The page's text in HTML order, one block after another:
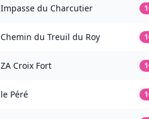
Impasse du Charcutier
Chemin du Treuil du Roy
ZA Croix Fort
le Péré